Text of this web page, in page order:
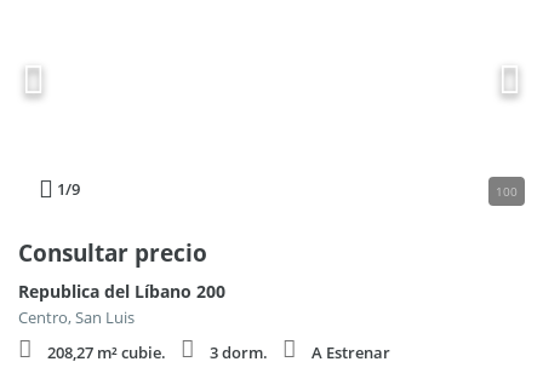
1/9 100
Consultar precio
Republica del Líbano 200
Centro, San Luis
208,27 m² cubie.
3 dorm.
A Estrenar